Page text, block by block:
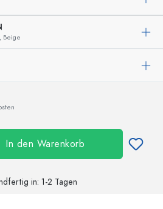
Beige
In den Warenkorb
in: 1-2 Tagen